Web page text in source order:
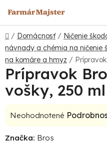
na
obsah
Domov
/ Domácnosť / Ničenie
návnady a chémia na ničenie
na komáre a hmyz /
Prípravok
vošky, 250 ml
Priemerné
produktu
Neohodnotené
Značka: Bros